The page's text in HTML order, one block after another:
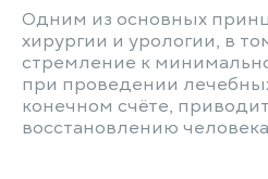
Одним из основных
хирургии и урологии, в
стремление к
при проведении
конечном счёте,
восстановлению